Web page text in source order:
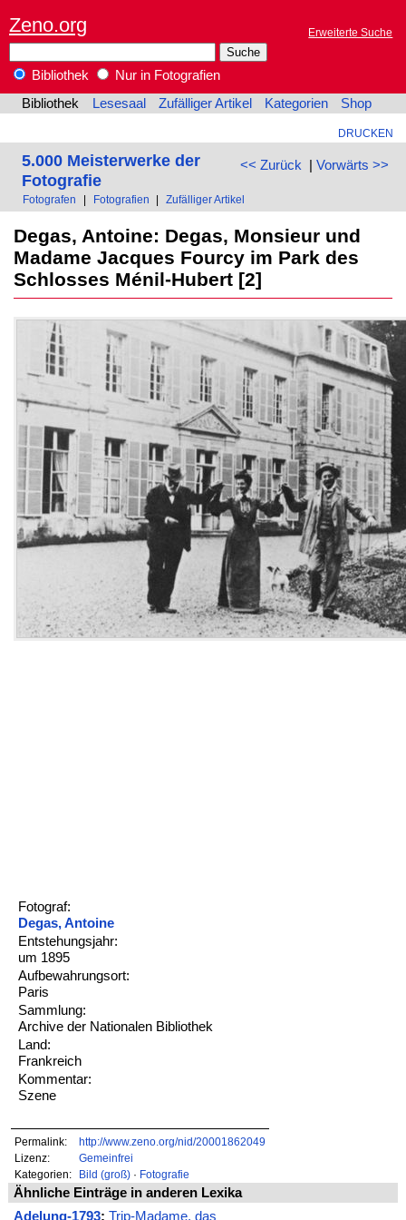
Zeno.org Erweiterte Suche
Bibliothek
Nur in Fotografien
Bibliothek
Lesesaal Zufälliger Artikel Kategorien Shop
DRUCKEN
<< Zurück | Vorwärts >>
5.000 Meisterwerke der
Fotografie
Fotografen Fotografien Zufälliger Artikel
Degas, Antoine: Degas, Monsieur und
Madame Jacques Fourcy im Park des
Schlosses Ménil-Hubert [2]
Fotograf:
Degas, Antoine
Entstehungsjahr:
um 1895
Aufbewahrungsort:
Paris
Sammlung:
Archive der Nationalen Bibliothek
Land:
Frankreich
Kommentar:
Szene
Permalink:
http://www.zeno.org/nid/20001862049
Lizenz:
Gemeinfrei
Kategorien:
Bild (groß)· Fotografie
Ähnliche Einträge in anderen Lexika
Adelung-1793: Trip-Madame, das